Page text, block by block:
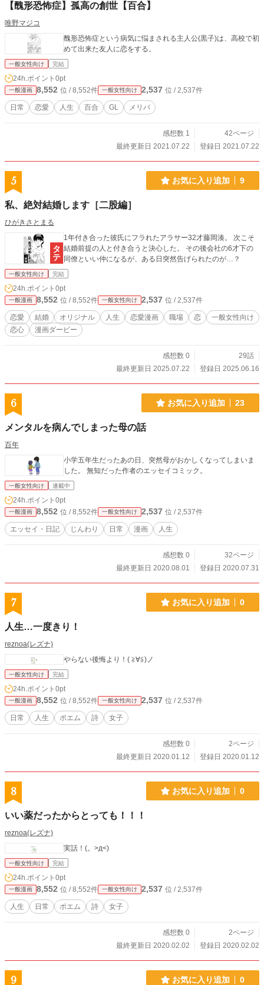
【醜形恐怖症】孤高の創世【百合】
唯野マジコ
醜形恐怖症という病気に悩まされる主人公(黒子)は、高校で初
めて出来た友人に恋をする。
一般女性向け 完結
24h.ポイント 0pt
一般漫画 8,552 位 / 8,552件 一般女性向け 2,537 位 / 2,537件
日常 恋愛 人生 百合 GL メリバ
感想数 1
42ページ
最終更新日 2021.07.22
登録日 2021.07.22
5 お気に入り追加 9
私、絶対結婚します［二股編］
ひがきさとまる
1年付き合った彼氏にフラれたアラサー32才藤岡湊。 次こそ
結婚前提の人と付き合うと決心した。 その後会社の6才下の
同僚といい仲になるが、ある日突然告げられたのが…？
一般女性向け 完結
24h.ポイント 0pt
一般漫画 8,552 位 / 8,552件 一般女性向け 2,537 位 / 2,537件
恋愛 結婚 オリジナル 人生 恋愛漫画 職場 恋
一般女性向け
恋心
漫画ダービー
感想数 0
29話
最終更新日 2025.07.22
登録日 2025.06.16
6 お気に入り追加 23
メンタルを病んでしまった母の話
百年
小学五年生だったあの日、突然母がおかしくなってしまいま
した。 無知だった作者のエッセイコミック。
一般女性向け 連載中
24h.ポイント 0pt
一般漫画 8,552 位 / 8,552件 一般女性向け 2,537 位 / 2,537件
エッセイ・日記 じんわり 日常 漫画 人生
感想数 0
32ページ
最終更新日 2020.08.01
登録日 2020.07.31
7 お気に入り追加 0
人生…一度きり！
reznoa(レズナ)
やらない後悔より！( ≧∀≦)ノ
一般女性向け 完結
24h.ポイント 0pt
一般漫画 8,552 位 / 8,552件 一般女性向け 2,537 位 / 2,537件
日常 人生 ポエム 詩 女子
感想数 0
2ページ
最終更新日 2020.01.12
登録日 2020.01.12
8 お気に入り追加 0
いい薬だったからとっても！！！
reznoa(レズナ)
実話！(。>д<)
一般女性向け 完結
24h.ポイント 0pt
一般漫画 8,552 位 / 8,552件 一般女性向け 2,537 位 / 2,537件
人生 日常 ポエム 詩 女子
感想数 0
2ページ
最終更新日 2020.02.02
登録日 2020.02.02
9 お気に入り追加 0